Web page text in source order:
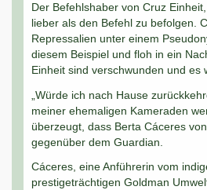
Der Befehlshaber von Cruz
lieber als den Befehl zu befolgen.
Repressalien unter einem
diesem Beispiel und floh in ein
Einheit sind verschwunden und
„Würde ich nach Hause
meiner ehemaligen Kameraden
überzeugt, dass Berta Cáceres
gegenüber dem Guardian.
Cáceres, eine Anführerin vom
prestigeträchtigen Goldman